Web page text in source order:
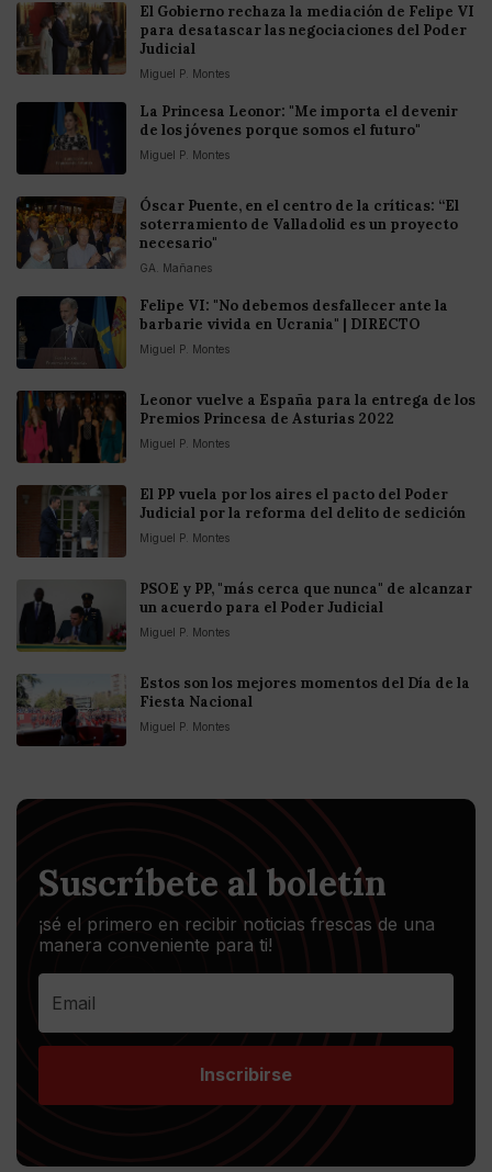
El Gobierno rechaza la mediación de Felipe VI
para desatascar las negociaciones del Poder
Judicial
Miguel P. Montes
La Princesa Leonor: "Me importa el devenir
de los jóvenes porque somos el futuro"
Miguel P. Montes
Óscar Puente, en el centro de la críticas: “El
soterramiento de Valladolid es un proyecto
necesario"
GA. Mañanes
Felipe VI: "No debemos desfallecer ante la
barbarie vivida en Ucrania" | DIRECTO
Miguel P. Montes
Leonor vuelve a España para la entrega de los
Premios Princesa de Asturias 2022
Miguel P. Montes
El PP vuela por los aires el pacto del Poder
Judicial por la reforma del delito de sedición
Miguel P. Montes
PSOE y PP, "más cerca que nunca" de alcanzar
un acuerdo para el Poder Judicial
Miguel P. Montes
Estos son los mejores momentos del Día de la
Fiesta Nacional
Miguel P. Montes
Suscríbete al boletín
¡sé el primero en recibir noticias frescas de una
manera conveniente para ti!
Inscribirse